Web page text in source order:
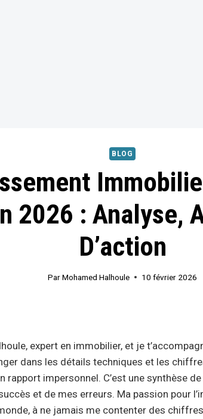
BLOG
2026 : Analyse,
D’action
ParMohamed Halhoule 10 février 2026
expert en immobilier, et je
dans les détails techniques et les
rapport impersonnel. C’est une synthèse
et de mes erreurs. Ma passion pour
à ne jamais me contenter des